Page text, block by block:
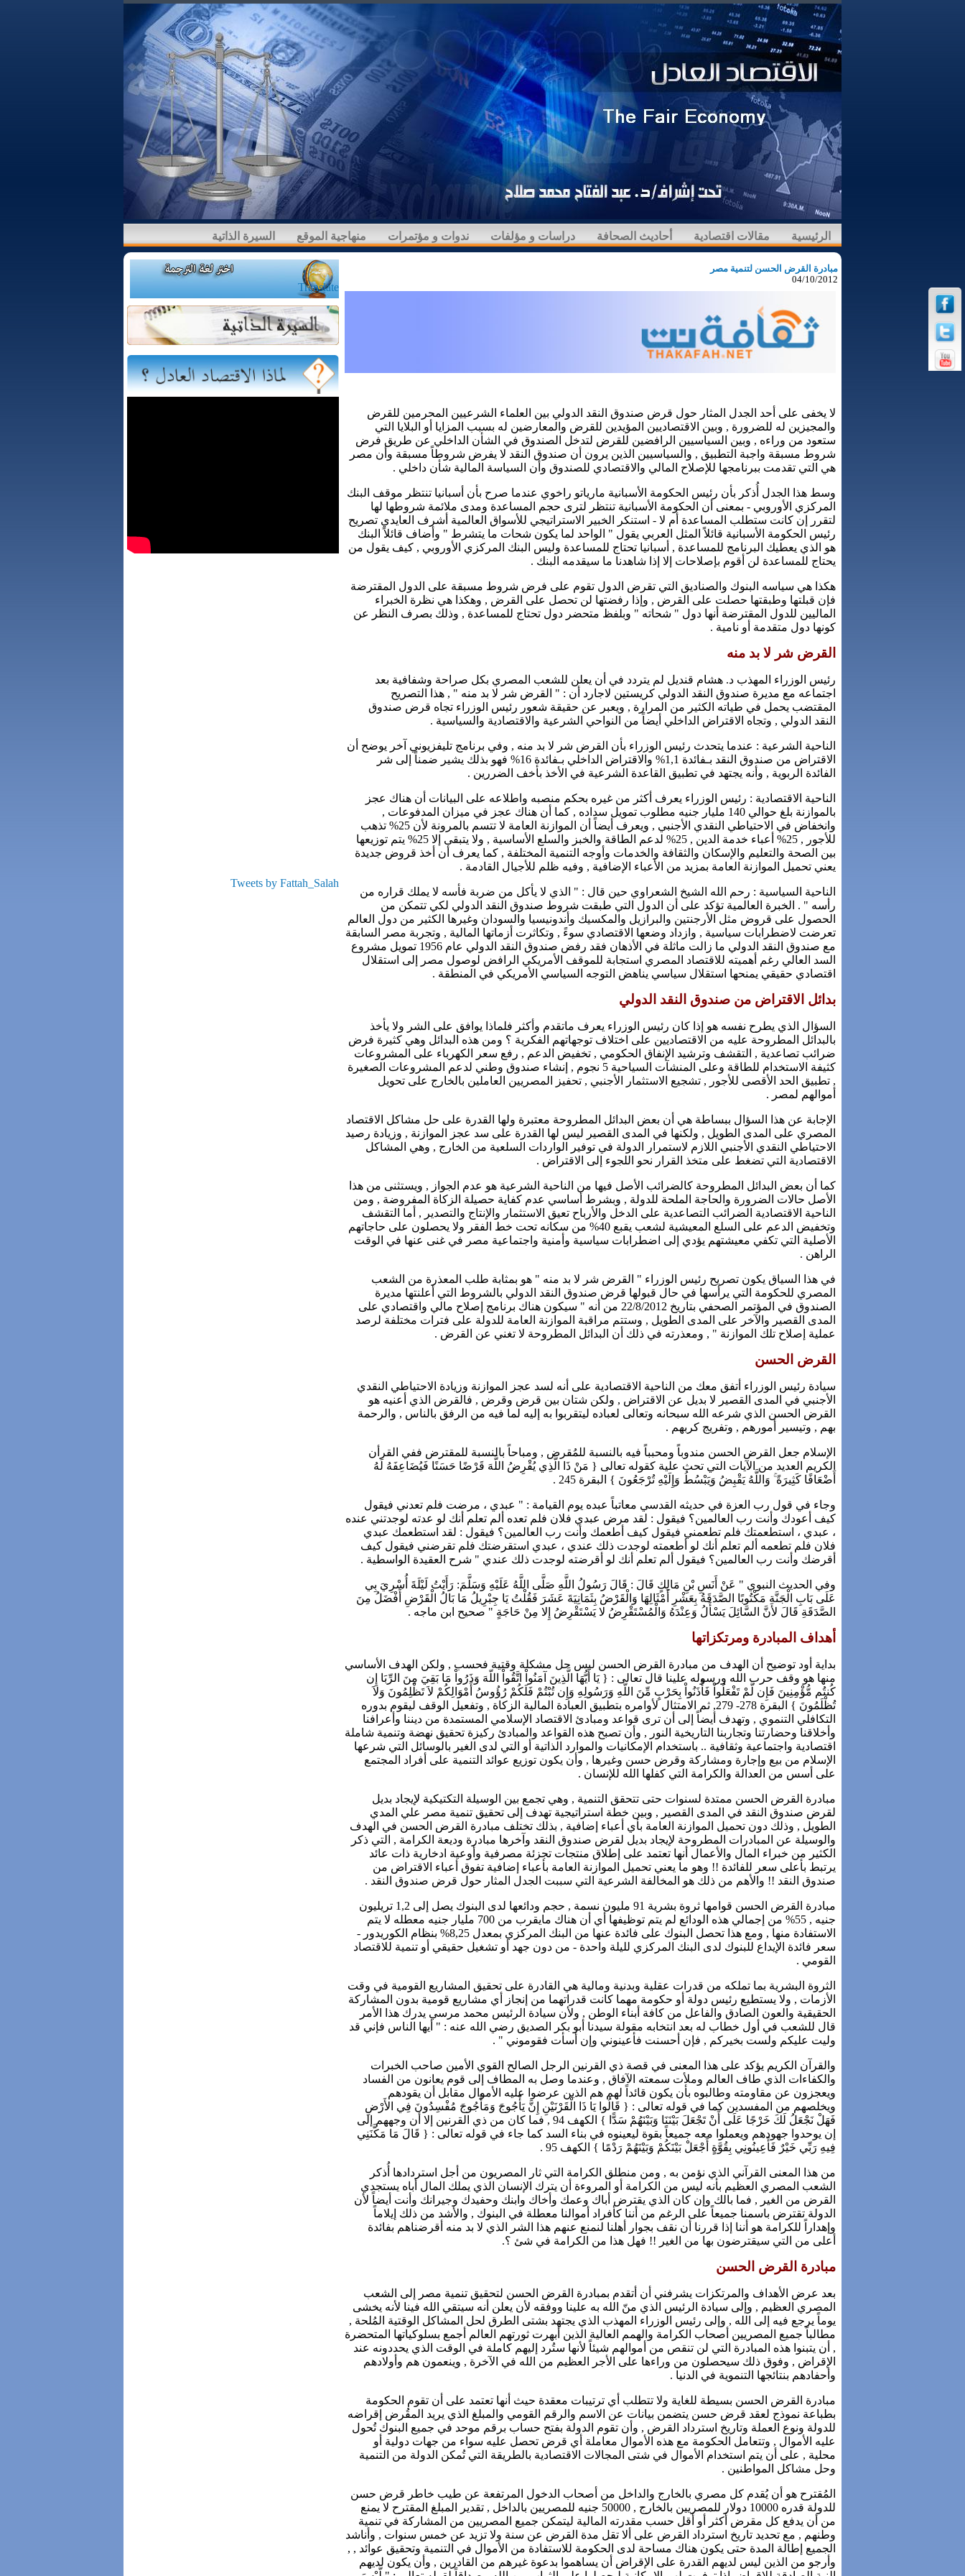
الرئيسية مقالات اقتصادية أحاديث الصحافة دراسات و مؤلفات ندوات و مؤتمرات منهاجية الموقع السيرة الذاتية
مبادرة القرض الحسن لتنمية مصر
04/10/2012
لا يخفى على أحد الجدل المثار حول قرض صندوق النقد الدولي بين العلماء الشرعيين المحرمين للقرض
والمجيزين له للضرورة , وبين الاقتصاديين المؤيدين للقرض والمعارضين له بسبب المزايا أو البلايا التي
ستعود من وراءه , وبين السياسيين الرافضين للقرض لتدخل الصندوق في الشأن الداخلي عن طريق فرض
شروط مسبقة واجبة التطبيق , والسياسيين الذين يرون أن صندوق النقد لا يفرض شروطاً مسبقة وأن مصر
هي التي تقدمت ببرنامجها للإصلاح المالي والاقتصادي للصندوق وأن السياسة المالية شأن داخلي .
وسط هذا الجدل أُذكر بأن رئيس الحكومة الأسبانية مارياتو راخوي عندما صرح بأن أسبانيا تنتظر موقف البنك
المركزي الأوروبي - بمعنى أن الحكومة الأسبانية تنتظر لترى حجم المساعدة ومدى ملائمة شروطها لها
لتقرر إن كانت ستطلب المساعدة أم لا - استنكر الخبير الاستراتيجي للأسواق العالمية أشرف العايدي تصريح
رئيس الحكومة الأسبانية قائلاً المثل العربي يقول " الواحد لما يكون شحات ما يتشرط " وأضاف قائلاً البنك
هو الذي يعطيك البرنامج للمساعدة , أسبانيا تحتاج للمساعدة وليس البنك المركزي الأوروبي , كيف يقول من
يحتاج للمساعدة لن أقوم بإصلاحات إلا إذا شاهدنا ما سيقدمه البنك .
هكذا هي سياسه البنوك والصناديق التي تقرض الدول تقوم على فرض شروط مسبقة على الدول المقترضة
فإن قبلتها وطبقتها حصلت على القرض , وإذا رفضتها لن تحصل على القرض , وهكذا هي نظرة الخبراء
الماليين للدول المقترضة أنها دول " شحاته " وبلفظ متحضر دول تحتاج للمساعدة , وذلك بصرف النظر عن
كونها دول متقدمة أو نامية .
القرض شر لا بد منه
رئيس الوزراء المهذب د. هشام قنديل لم يتردد في أن يعلن للشعب المصري بكل صراحة وشفافية بعد
اجتماعه مع مديرة صندوق النقد الدولي كريستين لاجارد أن : " القرض شر لا بد منه " , هذا التصريح
المقتضب يحمل في طياته الكثير من المرارة , ويعبر عن حقيقة شعور رئيس الوزراء تجاه قرض صندوق
النقد الدولي , وتجاه الاقتراض الداخلي أيضاً من النواحي الشرعية والاقتصادية والسياسية .
الناحية الشرعية : عندما يتحدث رئيس الوزراء بأن القرض شر لا بد منه , وفي برنامج تليفزيوني آخر يوضح أن
الاقتراض من صندوق النقد بـفائدة 1,1% والاقتراض الداخلي بـفائدة 16% فهو بذلك يشير ضمناً إلى شر
الفائدة الربوية , وأنه يجتهد في تطبيق القاعدة الشرعية في الأخذ بأخف الضررين .
الناحية الاقتصادية : رئيس الوزراء يعرف أكثر من غيره بحكم منصبه واطلاعه على البيانات أن هناك عجز
بالموازنة بلغ حوالي 140 مليار جنيه مطلوب تمويل سداده , كما أن هناك عجز في ميزان المدفوعات ,
وانخفاض في الاحتياطي النقدي الأجنبي , ويعرف أيضاً أن الموازنة العامة لا تتسم بالمرونة لأن 25% تذهب
للأجور , 25% أعباء خدمة الدين , 25% لدعم الطاقة والخبز والسلع الأساسية , ولا يتبقى إلا 25% يتم توزيعها
بين الصحة والتعليم والإسكان والثقافة والخدمات وأوجه التنمية المختلفة , كما يعرف أن أخذ قروض جديدة
يعني تحميل الموازنة العامة بمزيد من الأعباء الإضافية , وفيه ظلم للأجيال القادمة .
الناحية السياسية : رحم الله الشيخ الشعراوي حين قال : " الذي لا يأكل من ضربة فأسه لا يملك قراره من
رأسه " . الخبرة العالمية تؤكد على أن الدول التي طبقت شروط صندوق النقد الدولي لكي تتمكن من
الحصول على قروض مثل الأرجنتين والبرازيل والمكسيك وأندونيسيا والسودان وغيرها الكثير من دول العالم
تعرضت لاضطرابات سياسية , وازداد وضعها الاقتصادي سوءً , وتكاثرت أزماتها المالية , وتجربة مصر السابقة
مع صندوق النقد الدولي ما زالت ماثلة في الأذهان فقد رفض صندوق النقد الدولي عام 1956 تمويل مشروع
السد العالي رغم أهميته للاقتصاد المصري استجابة للموقف الأمريكي الرافض لوصول مصر إلى استقلال
اقتصادي حقيقي يمنحها استقلال سياسي يناهض التوجه السياسي الأمريكي في المنطقة .
بدائل الاقتراض من صندوق النقد الدولي
السؤال الذي يطرح نفسه هو إذا كان رئيس الوزراء يعرف ماتقدم وأكثر فلماذا يوافق على الشر ولا يأخذ
بالبدائل المطروحة عليه من الاقتصاديين على اختلاف توجهاتهم الفكرية ؟ ومن هذه البدائل وهي كثيرة فرض
ضرائب تصاعدية , التقشف وترشيد الإنفاق الحكومي , تخفيض الدعم , رفع سعر الكهرباء على المشروعات
كثيفة الاستخدام للطاقة وعلى المنشآت السياحية 5 نجوم , إنشاء صندوق وطني لدعم المشروعات الصغيرة
, تطبيق الحد الأقصى للأجور , تشجيع الاستثمار الأجنبي , تحفيز المصريين العاملين بالخارج على تحويل
أموالهم لمصر .
الإجابة عن هذا السؤال ببساطة هي أن بعض البدائل المطروحة معتبرة ولها القدرة على حل مشاكل الاقتصاد
المصري على المدى الطويل , ولكنها في المدى القصير ليس لها القدرة على سد عجز الموازنة , وزيادة رصيد
الاحتياطي النقدي الأجنبي اللازم لاستمرار الدولة في توفير الواردات السلعية من الخارج , وهي المشاكل
الاقتصادية التي تضغط على متخذ القرار نحو اللجوء إلى الاقتراض .
كما أن بعض البدائل المطروحة كالضرائب الأصل فيها من الناحية الشرعية هو عدم الجواز , ويستثنى من هذا
الأصل حالات الضرورة والحاجة الملحة للدولة , وبشرط أساسي عدم كفاية حصيلة الزكاة المفروضة , ومن
الناحية الاقتصادية الضرائب التصاعدية على الدخل والأرباح تعيق الاستثمار والإنتاج والتصدير , أما التقشف
وتخفيض الدعم على السلع المعيشية لشعب يقبع 40% من سكانه تحت خط الفقر ولا يحصلون على حاجاتهم
الأصلية التي تكفي معيشتهم يؤدي إلى اضطرابات سياسية وأمنية واجتماعية مصر في غنى عنها في الوقت
الراهن .
في هذا السياق يكون تصريح رئيس الوزراء " القرض شر لا بد منه " هو بمثابة طلب المعذرة من الشعب
المصري للحكومة التي يرأسها في حال قبولها قرض صندوق النقد الدولي بالشروط التي أعلنتها مديرة
الصندوق في المؤتمر الصحفي بتاريخ 22/8/2012 من أنه " سيكون هناك برنامج إصلاح مالي واقتصادي على
المدى القصير والآخر على المدى الطويل , وستتم مراقبة الموازنة العامة للدولة على فترات مختلفة لرصد
عملية إصلاح تلك الموازنة " , ومعذرته في ذلك أن البدائل المطروحة لا تغني عن القرض .
القرض الحسن
سيادة رئيس الوزراء أتفق معك من الناحية الاقتصادية على أنه لسد عجز الموازنة وزيادة الاحتياطي النقدي
الأجنبي في المدى القصير لا بديل عن الاقتراض , ولكن شتان بين قرض وقرض , فالقرض الذي أعنيه هو
القرض الحسن الذي شرعه الله سبحانه وتعالى لعباده ليتقربوا به إليه لما فيه من الرفق بالناس , والرحمة
بهم , وتيسير أمورهم , وتفريج كربهم .
الإسلام جعل القرض الحسن مندوباً ومحبباً فيه بالنسبة للمُقرض , ومباحاً بالنسبة للمقترض ففي القرأن
الكريم العديد من الآيات التي تحث علية كقوله تعالى { مَنْ ذَا الَّذِي يُقْرِضُ اللَّهَ قَرْضًا حَسَنًا فَيُضَاعِفَهُ لَهُ
أَضْعَافًا كَثِيرَةً ۚ وَاللَّهُ يَقْبِضُ وَيَبْسُطُ وَإِلَيْهِ تُرْجَعُونَ } البقرة 245
.
وجاء في قول رب العزة في حديثه القدسي معاتباً عبده يوم القيامة : " عبدي ، مرضت فلم تعدني فيقول
كيف أعودك وأنت رب العالمين؟ فيقول : لقد مرض عبدي فلان فلم تعده ألم تعلم أنك لو عدته لوجدتني عنده
، عبدي ، استطعمتك فلم تطعمني فيقول كيف أطعمك وأنت رب العالمين؟ فيقول : لقد استطعمك عبدي
فلان فلم تطعمه ألم تعلم أنك لو أطعمته لوجدت ذلك عندي ، عبدي استقرضتك فلم تقرضني فيقول كيف
أقرضك وأنت رب العالمين؟ فيقول ألم تعلم أنك لو أقرضته لوجدت ذلك عندي " شرح العقيدة الواسطية .
وفي الحديث النبوي " عَنْ أَنَسِ بْنِ مَالِكٍ قَالَ : قَالَ رَسُولُ اللَّهِ صَلَّى اللَّهُ عَلَيْهِ وَسَلَّمَ: رَأَيْتُ لَيْلَةَ أُسْرِيَ بِي
عَلَى بَابِ الْجَنَّةِ مَكْتُوبًا الصَّدَقَةُ بِعَشْرِ أَمْثَالِهَا وَالْقَرْضُ بِثَمَانِيَةَ عَشَرَ فَقُلْتُ يَا جِبْرِيلُ مَا بَالُ الْقَرْضِ أَفْضَلُ مِنَ
الصَّدَقَةِ قَالَ لأنَّ السَّائِلَ يَسْأَلُ وَعِنْدَهُ وَالْمُسْتَقْرِضُ لا يَسْتَقْرِضُ إِلا مِنْ حَاجَةٍ " صحيح ابن ماجه .
أهداف المبادرة ومرتكزاتها
بداية أود توضيح أن الهدف من مبادرة القرض الحسن ليس حل مشكلة وقتية فحسب , ولكن الهدف الأساسي
منها هو وقف حرب الله ورسوله علينا قال تعالى : { يَا أَيُّهَا الَّذِينَ آمَنُواْ اتَّقُواْ اللّهَ وَذَرُواْ مَا بَقِيَ مِنَ الرِّبَا إِن
كُنتُم مُّؤْمِنِينَ فَإِن لَّمْ تَفْعَلُواْ فَأْذَنُواْ بِحَرْبٍ مِّنَ اللّهِ وَرَسُولِهِ وَإِن تُبْتُمْ فَلَكُمْ رُؤُوسُ أَمْوَالِكُمْ لاَ تَظْلِمُونَ وَلاَ
تُظْلَمُونَ } البقرة 278- 279
, ثم الامتثال لأوامره بتطبيق العبادة المالية الزكاة , وتفعيل الوقف ليقوم بدوره
التكافلي التنموي , وتهدف أيضاً إلى أن ترى قواعد ومبادئ الاقتصاد الإسلامي المستمدة من ديننا وأعرافنا
وأخلاقنا وحضارتنا وتجاربنا التاريخية النور , وأن تصبح هذه القواعد والمبادئ ركيزة تحقيق نهضة وتنمية شاملة
اقتصادية واجتماعية وثقافية .. باستخدام الإمكانيات والموارد الذاتية أو التي لدى الغير بالوسائل التي شرعها
الإسلام من بيع وإجارة ومشاركة وقرض حسن وغيرها , وأن يكون توزيع عوائد التنمية على أفراد المجتمع
على أسس من العدالة والكرامة التي كفلها الله للإنسان .
مبادرة القرض الحسن ممتدة لسنوات حتى تتحقق التنمية , وهي تجمع بين الوسيلة التكتيكية لإيجاد بديل
لقرض صندوق النقد في المدى القصير , وبين خطة استراتيجية تهدف إلى تحقيق تنمية مصر علي المدي
الطويل , وذلك دون تحميل الموازنة العامة بأي أعباء إضافية , بذلك تختلف مبادرة القرض الحسن في الهدف
والوسيلة عن المبادرات المطروحة لإيجاد بديل لقرض صندوق النقد وآخرها مبادرة وديعة الكرامة , التي ذكر
الكثير من خبراء المال والأعمال أنها تعتمد على إطلاق منتجات تجزئة مصرفية وأوعية ادخارية ذات عائد
يرتبط بأعلى سعر للفائدة !! وهو ما يعني تحميل الموازنة العامة بأعباء إضافية تفوق أعباء الاقتراض من
صندوق النقد !! والأهم من ذلك هو المخالفة الشرعية التي سببت الجدل المثار حول قرض صندوق النقد .
مبادرة القرض الحسن قوامها ثروة بشرية 91 مليون نسمة , حجم ودائعها لدى البنوك يصل إلى 1,2 تريليون
جنيه , 55% من إجمالي هذه الودائع لم يتم توظيفها أي أن هناك مايقرب من 700 مليار جنيه معطله لا يتم
الاستفادة منها , ومع هذا تحصل البنوك على فائدة عنها من البنك المركزي بمعدل 8,25% بنظام الكوريدور -
سعر فائدة الإيداع للبنوك لدى البنك المركزي لليلة واحدة - من دون جهد أو تشغيل حقيقي أو تنمية للاقتصاد
القومي .
الثروة البشرية بما تملكه من قدرات عقلية وبدنية ومالية هي القادرة على تحقيق المشاريع القومية في وقت
الأزمات , ولا يستطيع رئيس دولة أو حكومة مهما كانت قدراتهما من إنجاز أي مشاريع قومية بدون المشاركة
الحقيقية والعون الصادق والفاعل من كافة أبناء الوطن , ولأن سيادة الرئيس محمد مرسي يدرك هذا الأمر
قال للشعب في أول خطاب له بعد انتخابه مقولة سيدنا أبو بكر الصديق رضي الله عنه : " أيها الناس فإني قد
وليت عليكم ولست بخيركم , فإن أحسنت فأعينوني وإن أسأت فقوموني " .
والقرآن الكريم يؤكد على هذا المعنى في قصة ذي القرنين الرجل الصالح القوي الأمين صاحب الخبرات
والكفاءات الذي طاف العالم وملأت سمعته الآفاق , وعندما وصل به المطاف إلى قوم يعانون من الفساد
ويعجزون عن مقاومته وطالبوه بأن يكون قائداً لهم هم الذين عرضوا عليه الأموال مقابل أن يقودهم
ويخلصهم من المفسدين كما في قوله تعالى : { قَالُوا يَا ذَا الْقَرْنَيْنِ إِنَّ يَأْجُوجَ وَمَأْجُوجَ مُفْسِدُونَ فِي الأَرْضِ
فَهَلْ نَجْعَلُ لَكَ خَرْجًا عَلَى أَنْ تَجْعَلَ بَيْنَنَا وَبَيْنَهُمْ سَدًّا } الكهف 94
, فما كان من ذي القرنين إلا أن وجههم إلى
إن يوحدوا جهودهم ويعملوا معه جميعاً بقوة ليعينوه في بناء السد كما جاء في قوله تعالى : { قَالَ مَا مَكَّنَنِي
فِيهِ رَبِّي خَيْرٌ فَأَعِينُونِي بِقُوَّةٍ أَجْعَلْ بَيْنَكُمْ وَبَيْنَهُمْ رَدْمًا } الكهف 95
.
من هذا المعنى القرآني الذي نؤمن به , ومن منطلق الكرامة التي ثار المصريون من أجل استردادها أُذكر
الشعب المصري العظيم بأنه ليس من الكرامة أو المروءة أن يترك الإنسان الذي يملك المال أباه يستجدي
القرض من الغير , فما بالك وإن كان الذي يقترض أباك وعمك وأخاك وابنك وحفيدك وجيرانك وأنت أيضاً لأن
الدولة تقترض باسمنا جميعاً على الرغم من أننا كأفراد أموالنا معطلة في البنوك , والأشد من ذلك إيلاماً
وإهداراً للكرامة هو أننا إذا قررنا أن نقف بجوار أهلنا لنمنع عنهم هذا الشر الذي لا بد منه أقرضناهم بفائدة
أعلى من التي سيقترضون بها من الغير !! فهل هذا من الكرامة في شئ ؟.
مبادرة القرض الحسن
بعد عرض الأهداف والمرتكزات يشرفني أن أتقدم بمبادرة القرض الحسن لتحقيق تنمية مصر إلى الشعب
المصري العظيم , وإلى سيادة الرئيس الذي منّ الله به علينا ووفقه لأن يعلن أنه سيتقي الله فينا لأنه يخشى
يوماً يرجع فيه إلى الله , وإلى رئيس الوزراء المهذب الذي يجتهد بشتى الطرق لحل المشاكل الوقتية المُلحة ,
مطالباً جميع المصريين أصحاب الكرامة والهمم العالية الذين أبهرت ثورتهم العالم أجمع بسلوكياتها المتحضرة
, أن يتبنوا هذه المبادرة التي لن تنقص من أموالهم شيئاً لأنها ستُرد إليهم كاملة في الوقت الذي يحددونه عند
الإقراض , وفوق ذلك سيحصلون من وراءها على الأجر العظيم من الله في الآخرة , وينعمون هم وأولادهم
وأحفادهم بنتائجها التنموية في الدنيا .
مبادرة القرض الحسن بسيطة للغاية ولا تتطلب أي ترتيبات معقدة حيث أنها تعتمد على أن تقوم الحكومة
بطباعة نموذج لعقد قرض حسن يتضمن بيانات عن الاسم والرقم القومي والمبلغ الذي يريد المقُرض إقراضه
للدولة ونوع العملة وتاريخ استرداد القرض , وأن تقوم الدولة بفتح حساب برقم موحد في جميع البنوك تُحول
عليه الأموال , وتتعامل الحكومة مع هذه الأموال معاملة أي قرض تحصل عليه سواء من جهات دولية أو
محلية , على أن يتم استخدام الأموال في شتى المجالات الاقتصادية بالطريقة التي تُمكن الدولة من التنمية
وحل مشاكل المواطنين .
المُقترح هو أن يُقدم كل مصري بالخارج والداخل من أصحاب الدخول المرتفعة عن طيب خاطر قرض حسن
للدولة قدره 10000 دولار للمصريين بالخارج , 50000 جنيه للمصريين بالداخل , تقدير المبلغ المقترح لا يمنع
من أن يدفع كل مقرض أكثر أو أقل حسب مقدرته المالية ليتمكن جميع المصريين من المشاركة في تنمية
وطنهم , مع تحديد تاريخ استرداد القرض على ألا تقل مدة القرض عن سنة ولا تزيد عن خمس سنوات , وأناشد
الجميع إطالة المدة حتى يكون هناك مساحة لدى الحكومة للاستفادة من الأموال في التنمية وتحقيق عوائد , ,
وأرجو من الذين ليس لديهم القدرة على الإقراض أن يساهموا بدعوة غيرهم من القادرين , وأن يكون لديهم
Translate
Tweets by Fattah_Salah